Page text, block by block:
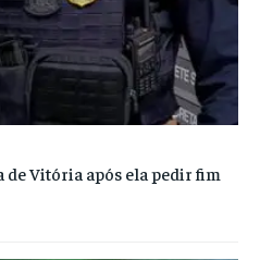
de Vitória após ela pedir fim